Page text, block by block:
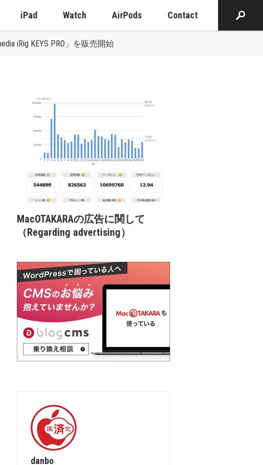
iPad Watch AirPods Contact
iRig KEYS PRO」を販売開始
MacOTAKARAの広告に関して
（Regarding advertising）
danbo